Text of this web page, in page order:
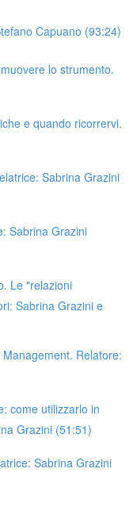
Capuano (93:24)
lo strumento.
e quando ricorrervi.
Sabrina Grazini
Sabrina Grazini
Le "relazioni
Sabrina Grazini e
Relatore:
come utilizzarlo in
Grazini (51:51)
Sabrina Grazini